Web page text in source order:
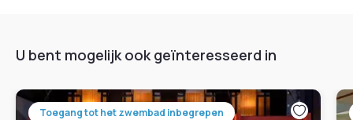
U bent mogelijk ook geïnteresseerd in
Toegang tot het zwembad inbegrepen